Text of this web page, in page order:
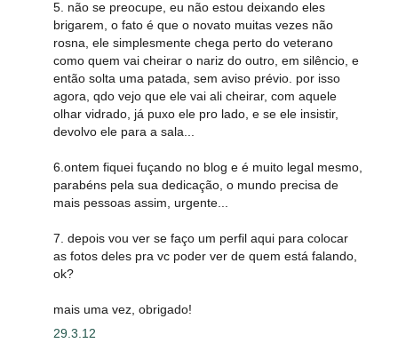
5. não se preocupe, eu não estou deixando eles
brigarem, o fato é que o novato muitas vezes não
rosna, ele simplesmente chega perto do veterano
como quem vai cheirar o nariz do outro, em silêncio, e
então solta uma patada, sem aviso prévio. por isso
agora, qdo vejo que ele vai ali cheirar, com aquele
olhar vidrado, já puxo ele pro lado, e se ele insistir,
devolvo ele para a sala...
6.ontem fiquei fuçando no blog e é muito legal mesmo,
parabéns pela sua dedicação, o mundo precisa de
mais pessoas assim, urgente...
7. depois vou ver se faço um perfil aqui para colocar
as fotos deles pra vc poder ver de quem está falando,
ok?
mais uma vez, obrigado!
29.3.12